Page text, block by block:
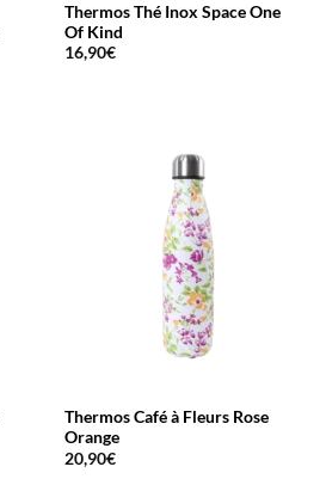
Thermos Thé Inox Space One
Of Kind
16,90€
Thermos Café à Fleurs Rose
Orange
20,90€